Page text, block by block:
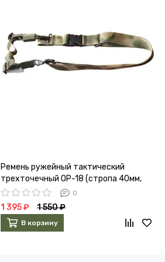
Ремень ружейный тактический
трехточечный ОР-18 (стропа 40мм,
мох)
0
1 395 ₽ 1 550 ₽
В корзину